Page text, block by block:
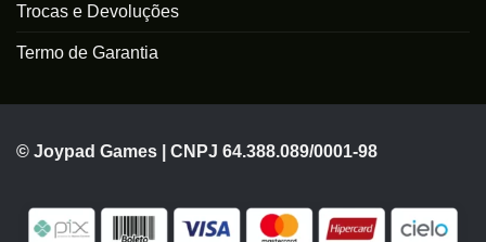
Trocas e Devoluções
Termo de Garantia
© Joypad Games | CNPJ 64.388.089/0001-98